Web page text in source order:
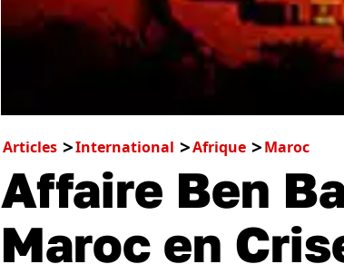
Articles International Afrique Maroc
Affaire Ben
Maroc en